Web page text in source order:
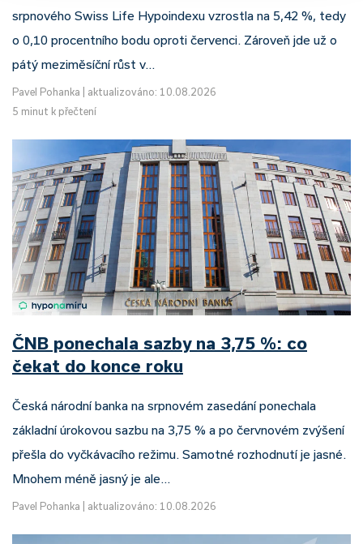
srpnového Swiss Life Hypoindexu vzrostla na 5,42 %, tedy
o 0,10 procentního bodu oproti červenci. Zároveň jde už o
pátý meziměsíční růst v…
Pavel Pohanka
aktualizováno: 10.08.2026
5 minut k přečtení
ČNB ponechala sazby na 3,75 %: co
čekat do konce roku
Česká národní banka na srpnovém zasedání ponechala
základní úrokovou sazbu na 3,75 % a po červnovém zvýšení
přešla do vyčkávacího režimu. Samotné rozhodnutí je jasné.
Mnohem méně jasný je ale…
Pavel Pohanka aktualizováno: 10.08.2026